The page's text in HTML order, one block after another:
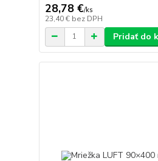
28,78 €/ks
23,40 € bez DPH
Pridať do